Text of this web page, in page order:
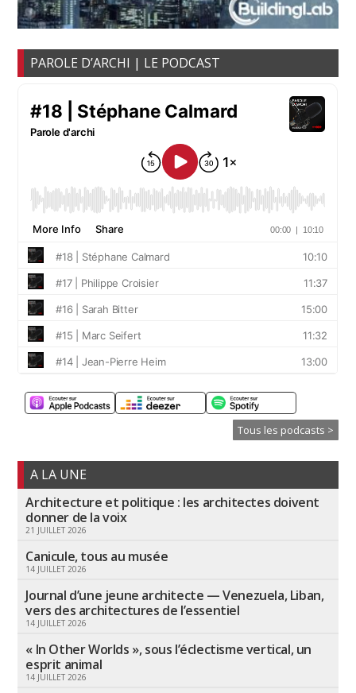
PAROLE D’ARCHI | LE PODCAST
Tous les podcasts >
A LA UNE
Architecture et politique : les architectes doivent
donner de la voix
21 JUILLET 2026
Canicule, tous au musée
14 JUILLET 2026
Journal d’une jeune architecte — Venezuela, Liban,
vers des architectures de l’essentiel
14 JUILLET 2026
« In Other Worlds », sous l’éclectisme vertical, un
esprit animal
14 JUILLET 2026